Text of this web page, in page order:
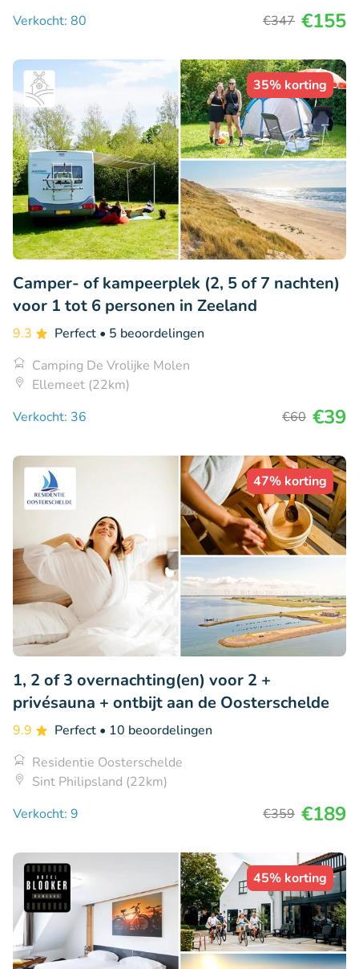
Verkocht: 80
€347 €155
35% korting
Camper- of kampeerplek (2, 5 of 7 nachten)
voor 1 tot 6 personen in Zeeland
9.3 Perfect • 5 beoordelingen
Camping De Vrolijke Molen
Ellemeet (22km)
Verkocht: 36
€60 €39
47% korting
1, 2 of 3 overnachting(en) voor 2 +
privésauna + ontbijt aan de Oosterschelde
9.9 Perfect • 10 beoordelingen
Residentie Oosterschelde
Sint Philipsland (22km)
Verkocht: 9
€359 €189
45% korting